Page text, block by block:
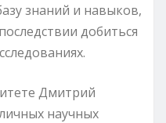
знаний и навыков,
добиться
Дмитрий
научных